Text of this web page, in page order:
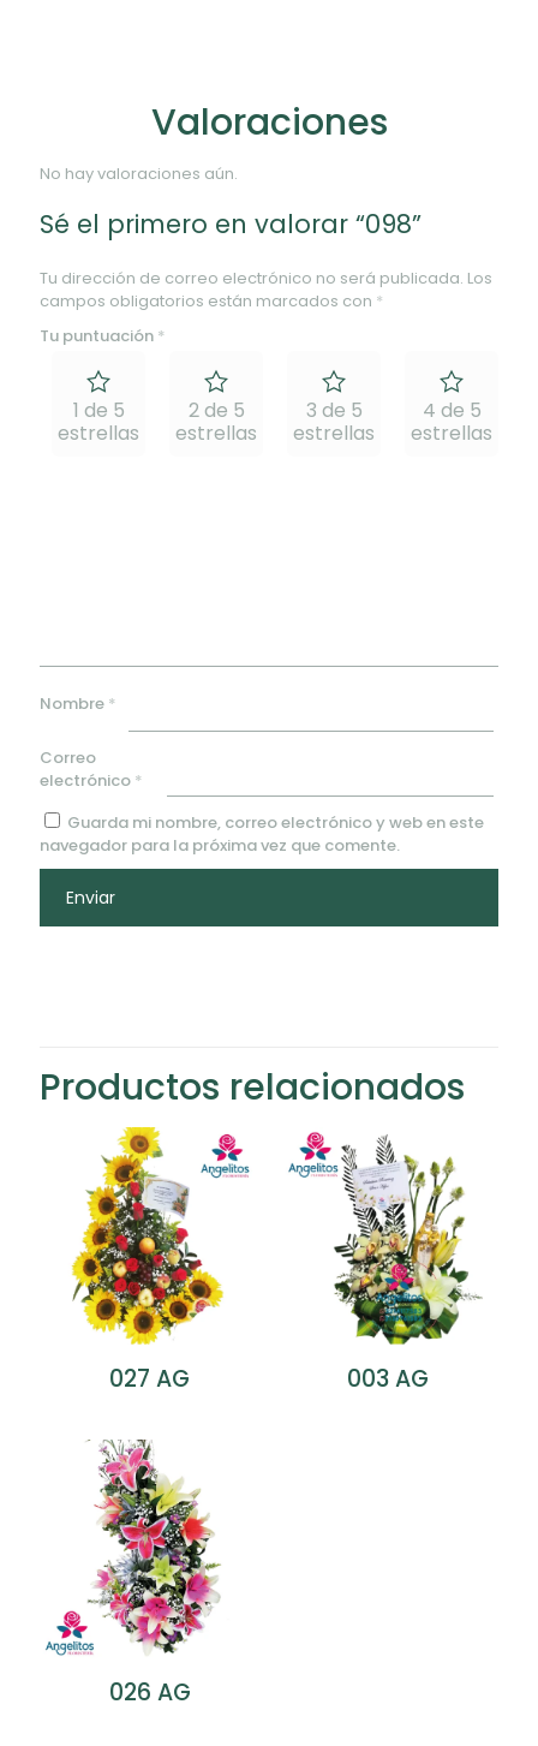
Valoraciones
No hay valoraciones aún.
Sé el primero en valorar “098”
Tu dirección de correo electrónico no será publicada. Los
campos obligatorios están marcados con *
Tu puntuación *
1 de 5
estrellas
2 de 5
estrellas
3 de 5
estrellas
4 de 5
estrellas
Nombre *
Correo
electrónico *
Guarda mi nombre, correo electrónico y web en este
navegador para la próxima vez que comente.
Productos relacionados
027 AG 003 AG
026 AG